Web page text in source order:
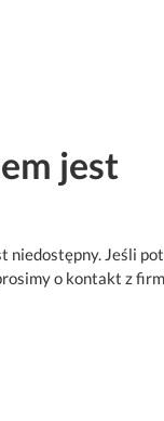
jest
niedostępny. Jeśli
o kontakt z